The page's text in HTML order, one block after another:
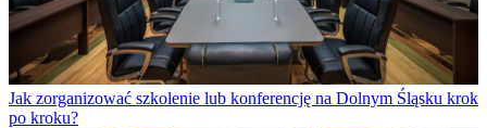
Jak zorganizować szkolenie lub konferencję na Dolnym Śląsku krok
po kroku?